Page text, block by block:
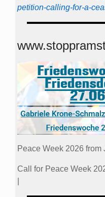
petition-calling-for-a-
Peace Week 2026 from
Call for Peace Week